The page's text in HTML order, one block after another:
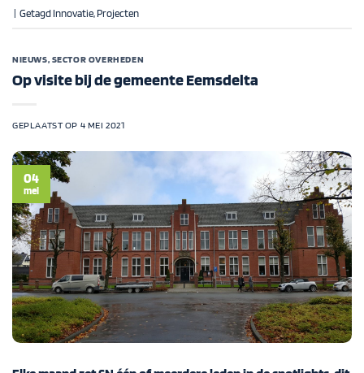
| GetagdInnovatie,Projecten
NIEUWS, SECTOR OVERHEDEN
Op visite bij de gemeente Eemsdelta
GEPLAATST OP 4 MEI 2021
04
mei